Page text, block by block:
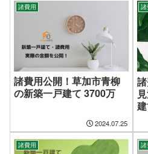
諸費用
諸費用公開！草加市青柳
の新築一戸建て 3700万
2024.07.25
諸費用